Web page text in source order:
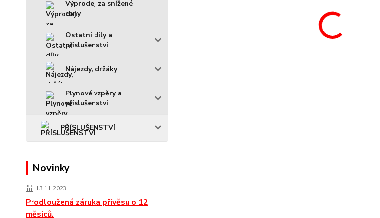
Výprodej za snížené
ceny
Ostatní díly a
příslušenství
Nájezdy, držáky
Plynové vzpěry a
příslušenství
PŘÍSLUŠENSTVÍ
Novinky
13.11.2023
Prodloužená záruka přívěsu o 12
měsíců.